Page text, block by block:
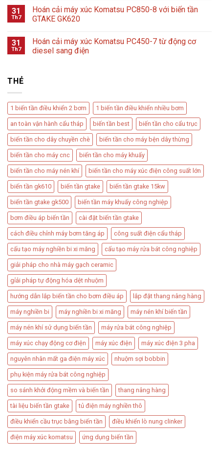
31
Th7
Hoán cải máy xúc Komatsu PC850-8 với biến tần
GTAKE GK620
31
Th7
Hoán cải máy xúc Komatsu PC450-7 từ động cơ
diesel sang điện
THẺ
1 biến tần điều khiển 2 bơm 1 biến tần điều khiển nhiều bơm
an toàn vận hành cẩu tháp biến tần best biến tần cho cẩu trục
biến tần cho dây chuyền chè biến tần cho máy bện dây thừng
biến tần cho máy cnc biến tần cho máy khuấy
biến tần cho máy nén khí biến tần cho máy xúc điện công suất lớn
biến tần gk610 biến tần gtake biến tần gtake 15kw
biến tần gtake gk500 biến tần máy khuấy công nghiệp
bơm điều áp biến tần​ cài đặt biến tần gtake
cách điều chỉnh máy bơm tăng áp​ công suất điện cẩu tháp​
cấu tạo máy nghiền bi xi măng cấu tạo máy rửa bát công nghiệp
giải pháp cho nhà máy gạch ceramic
gỉải pháp tự động hóa dệt nhuộm
hướng dẫn lắp biến tần cho bơm điều áp lắp đặt thang nâng hàng​
máy nghiền bi máy nghiền bi xi măng máy nén khí biến tần
máy nén khí sử dụng biến tần máy rửa bát công nghiệp
máy xúc chạy động cơ điện máy xúc điện máy xúc điện 3 pha
nguyên nhân mất ga điện máy xúc nhuộm sợi bobbin
phụ kiện máy rửa bát công nghiệp
so sánh khởi động mềm và biến tần thang nâng hàng
tài liệu biến tần gtake tủ điện máy nghiền thô
điều khiển cầu trục bằng biến tần điều khiển lò nung clinker
điện máy xúc komatsu ứng dụng biến tần